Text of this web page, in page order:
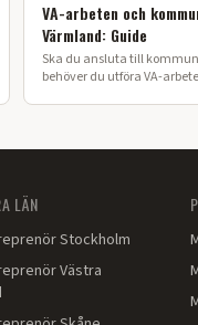
VA-arbeten och
Värmland: Guide
Ska du ansluta till
behöver du utföra VA-
LÄN
Stockholm
Västra